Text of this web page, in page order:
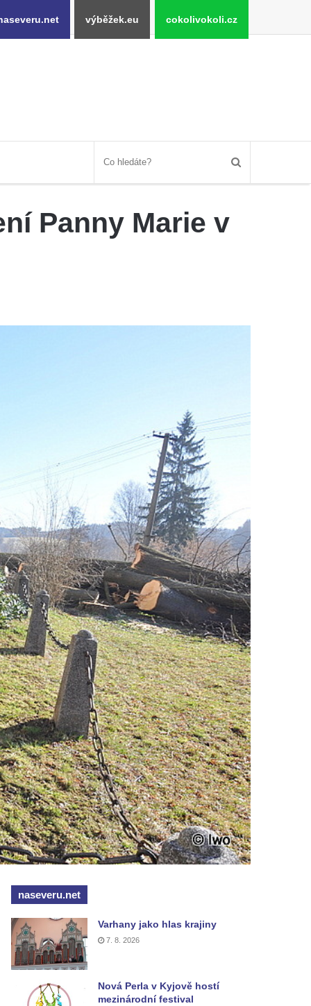
výběžek.eu cokolivokoli.cz
Panny Marie v
naseveru.net
Varhany jako hlas krajiny
7. 8. 2026
Nová Perla v Kyjově hostí
mezinárodní festival